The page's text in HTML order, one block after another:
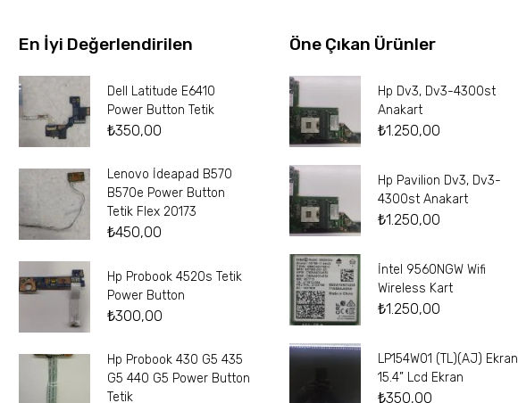
En İyi Değerlendirilen
Dell Latitude E6410
Power Button Tetik
₺350,00
Lenovo İdeapad B570
B570e Power Button
Tetik Flex 20173
₺450,00
Hp Probook 4520s Tetik
Power Button
₺300,00
Hp Probook 430 G5 435
G5 440 G5 Power Button
Tetik
Öne Çıkan Ürünler
Hp Dv3, Dv3-4300st
Anakart
₺1.250,00
Hp Pavilion Dv3, Dv3-
4300st Anakart
₺1.250,00
İntel 9560NGW Wifi
Wireless Kart
₺1.250,00
LP154W01 (TL)(AJ) Ekran
15.4” Lcd Ekran
₺350,00